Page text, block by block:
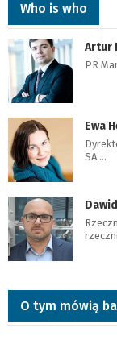
Who is who
Artur
PR
Ewa
SA.…
O tym mówią